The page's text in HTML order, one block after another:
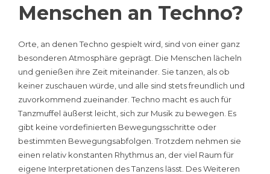
Menschen an Techno?
Orte, an denen Techno gespielt wird, sind von einer ganz
besonderen Atmosphäre geprägt. Die Menschen lächeln
und genießen ihre Zeit miteinander. Sie tanzen, als ob
keiner zuschauen würde, und alle sind stets freundlich und
zuvorkommend zueinander. Techno macht es auch für
Tanzmuffel äußerst leicht, sich zur Musik zu bewegen. Es
gibt keine vordefinierten Bewegungsschritte oder
bestimmten Bewegungsabfolgen. Trotzdem nehmen sie
einen relativ konstanten Rhythmus an, der viel Raum für
eigene Interpretationen des Tanzens lässt. Des Weiteren